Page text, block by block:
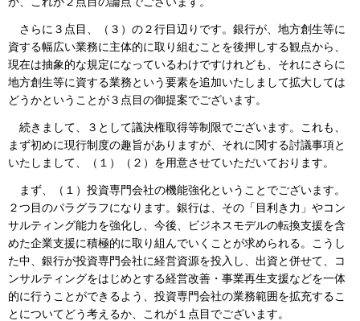
さらに３点目、（３）の２行目辺りです。銀行が、地方創生等に
資する幅広い業務に主体的に取り組むことを後押しする観点から、
現在は抽象的な規定になっているわけですけれども、それにさらに
地方創生等に資する業務という要素を追加いたしまして拡大しては
どうかということが３点目の御提案でございます。
続きまして、３として議決権取得等制限でございます。これも、
まず初めに現行制度の趣旨がありますが、それに関する討議事項と
いたしまして、（１）（２）を用意させていただいております。
まず、（１）投資専門会社の機能強化ということでございます。
２つ目のパラグラフになります。銀行は、その「目利き力」やコン
サルティング能力を強化し、今後、ビジネスモデルの転換支援を含
めた企業支援に積極的に取り組んでいくことが求められる。こうし
た中、銀行が投資専門会社に経営資源を投入し、出資と併せて、コ
ンサルティングをはじめとする経営改善・事業再生支援などを一体
的に行うことができるよう、投資専門会社の業務範囲を拡充するこ
とについてどう考えるか、これが１点目でございます。